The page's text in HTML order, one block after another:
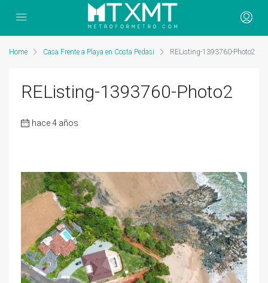
Home Casa Frente a Playa en Costa Pedasi REListing-1393760-Photo2
REListing-1393760-Photo2
hace 4 años